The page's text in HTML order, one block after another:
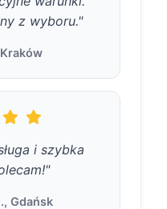
z wyboru."
i szybka
Gdańsk